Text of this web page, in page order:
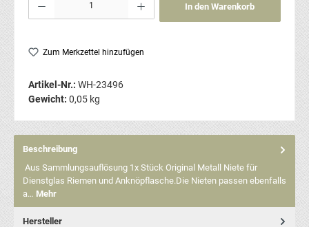
In den Warenkorb
Zum Merkzettel hinzufügen
Artikel-Nr.: WH-23496
Gewicht: 0,05 kg
Beschreibung
Aus Sammlungsauflösung 1x Stück Original Metall Niete für
Dienstglas Riemen und Anknöpflasche.Die Nieten passen ebenfalls
a… Mehr
Hersteller